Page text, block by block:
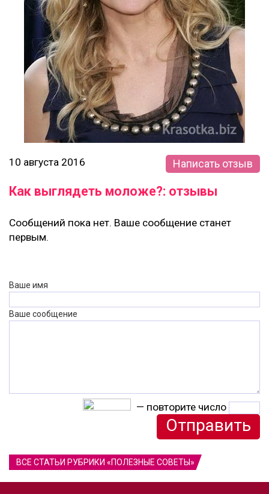
10 августа 2016 Написать отзыв
Как выглядеть моложе?: отзывы
Сообщений пока нет. Ваше сообщение станет
первым.
Ваше имя
Ваше сообщение
— повторите число
ВСЕ СТАТЬИ РУБРИКИ «ПОЛЕЗНЫЕ СОВЕТЫ»